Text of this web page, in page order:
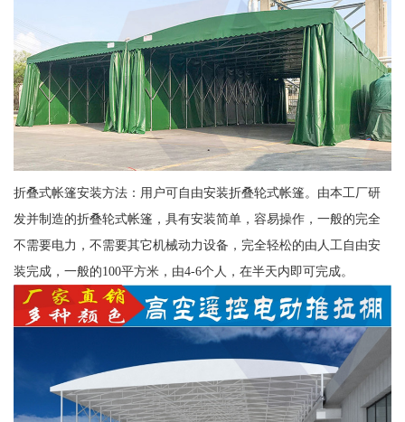
折叠式帐篷安装方法：用户可自由安装折叠轮式帐篷。由本工厂研
发并制造的折叠轮式帐篷，具有安装简单，容易操作，一般的完全
不需要电力，不需要其它机械动力设备，完全轻松的由人工自由安
装完成，一般的100平方米，由4-6个人，在半天内即可完成。